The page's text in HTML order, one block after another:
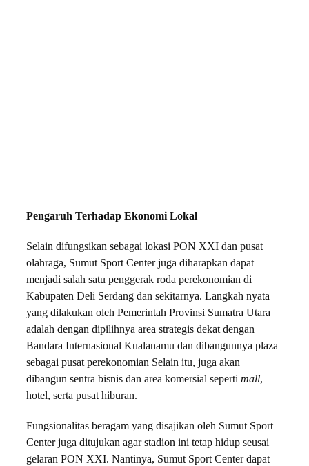
Pengaruh Terhadap Ekonomi Lokal
Selain difungsikan sebagai lokasi PON XXI dan pusat
olahraga, Sumut Sport Center juga diharapkan dapat
menjadi salah satu penggerak roda perekonomian di
Kabupaten Deli Serdang dan sekitarnya. Langkah nyata
yang dilakukan oleh Pemerintah Provinsi Sumatra Utara
adalah dengan dipilihnya area strategis dekat dengan
Bandara Internasional Kualanamu dan dibangunnya plaza
sebagai pusat perekonomian Selain itu, juga akan
dibangun sentra bisnis dan area komersial seperti mall,
hotel, serta pusat hiburan.
Fungsionalitas beragam yang disajikan oleh Sumut Sport
Center juga ditujukan agar stadion ini tetap hidup seusai
gelaran PON XXI. Nantinya, Sumut Sport Center dapat